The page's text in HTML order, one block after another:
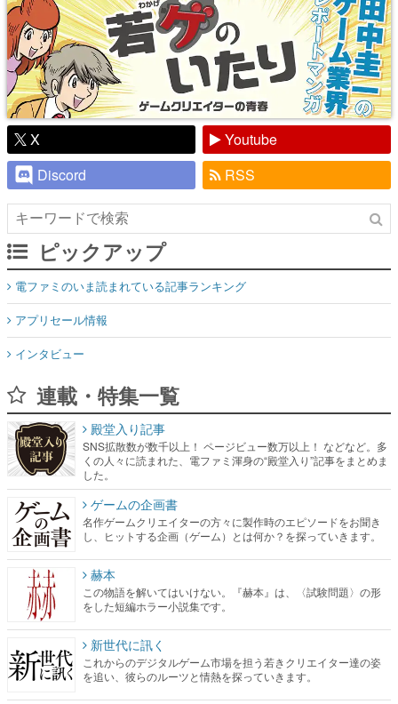
X
Youtube
Discord
RSS
ピックアップ
電ファミのいま読まれている記事ランキング
アプリセール情報
インタビュー
連載・特集一覧
殿堂入り記事
SNS拡散数が数千以上！ ページビュー数万以上！ などなど。多
くの人々に読まれた、電ファミ渾身の“殿堂入り”記事をまとめま
した。
ゲームの企画書
名作ゲームクリエイターの方々に製作時のエピソードをお聞き
し、ヒットする企画（ゲーム）とは何か？を探っていきます。
赫本
この物語を解いてはいけない。『赫本』は、〈試験問題〉の形
をした短編ホラー小説集です。
新世代に訊く
これからのデジタルゲーム市場を担う若きクリエイター達の姿
を追い、彼らのルーツと情熱を探っていきます。